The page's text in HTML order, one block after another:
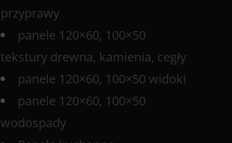
przyprawy
panele 120×60, 100×50
tekstury drewna, kamienia, cegły
panele 120×60, 100×50 widoki
panele 120×60, 100×50
wodospady